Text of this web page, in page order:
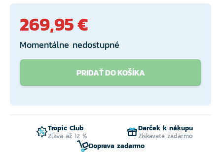
269,95 €
Momentálne nedostupné
PRIDAŤ DO KOŠÍKA
Tropic Club
Zľava až 12 %
Darček k nákupu
Získavate zadarmo
Doprava zadarmo